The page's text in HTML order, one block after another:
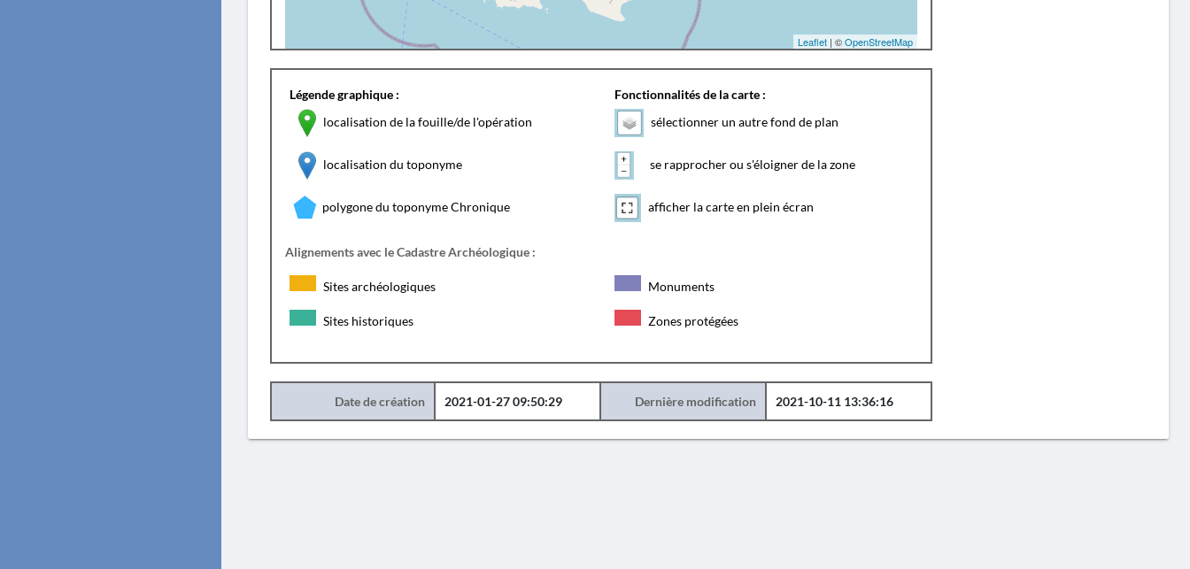
Leaflet| ©OpenStreetMap
Légende graphique :
localisation de la fouille/de l'opération
localisation du toponyme
polygone du toponyme Chronique
Fonctionnalités de la carte :
sélectionner un autre fond de plan
se rapprocher ou s'éloigner de la zone
afficher la carte en plein écran
Alignements avec le Cadastre Archéologique :
Sites archéologiques Monuments
Sites historiques Zones protégées
Date de création 2021-01-27 09:50:29 Dernière modification 2021-10-11 13:36:16